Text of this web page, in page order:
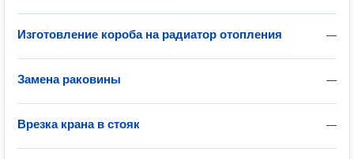
—
Изготовление короба на радиатор отопления
—
Замена раковины
—
Врезка крана в стояк